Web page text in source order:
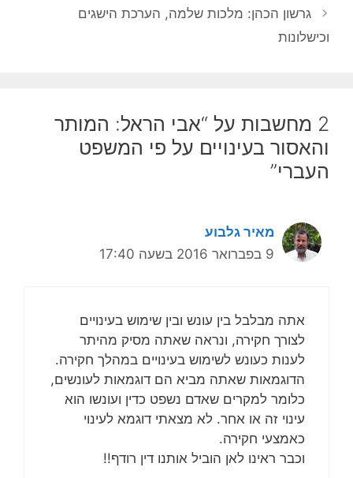
גרשון הכהן: מלכות שלמה, הערכת הישגים
וכישלונות
2 מחשבות על “אבי הראל: המותר
והאסור בעינויים על פי המשפט
העברי”
מאיר גלבוע
9 בפברואר 2016 בשעה 17:40
אתה מבלבל בין עונש ובין שימוש בעינויים
לצורך חקירה, ונראה שאתה מסיק מהיתר
לענות כעונש לשימוש בעינויים במהלך חקירה.
הדוגמאות שאתה מביא הם דוגמאות לעונשים,
כלומר למקרים שאדם נשפט כדין ועונשו הוא
עינוי זה או אחר. לא מצאתי דוגמא לעינוי
כאמצעי חקירה.
וכבר ראינו לאן הוביל אותנו דין רודף!!